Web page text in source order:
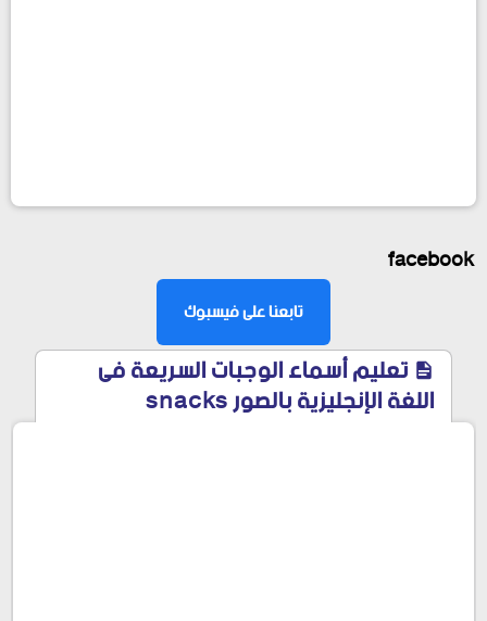
facebook
تابعنا على فيسبوك
تعليم أسماء الوجبات السريعة فى
اللغة الإنجليزية بالصور snacks